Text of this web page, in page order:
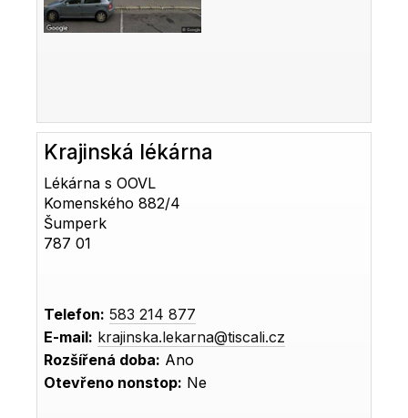
Krajinská lékárna
Lékárna s OOVL
Komenského 882/4
Šumperk
787 01
Telefon: 583 214 877
E-mail: krajinska.lekarna@tiscali.cz
Rozšířená doba: Ano
Otevřeno nonstop: Ne